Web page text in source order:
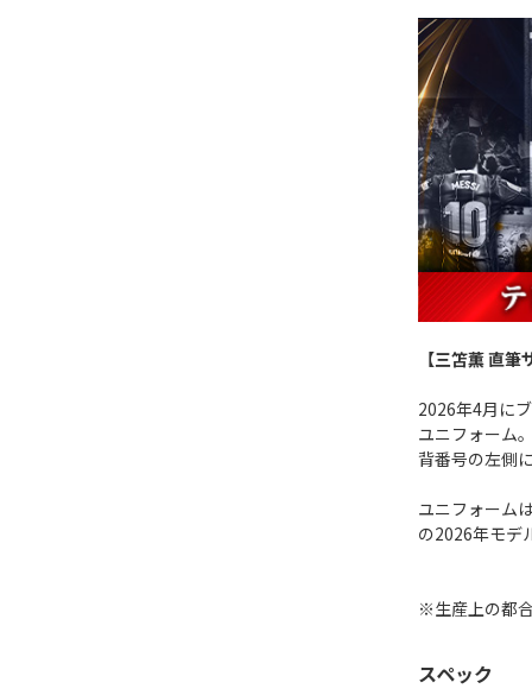
【三笘薫 直
2026年4月に
ユニフォーム
背番号の左側
ユニフォーム
の2026年モデ
※生産上の都
スペック